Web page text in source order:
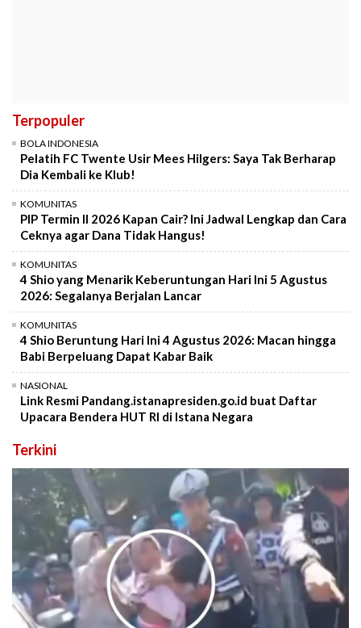
Terpopuler
BOLA INDONESIA
Pelatih FC Twente Usir Mees Hilgers: Saya Tak Berharap
Dia Kembali ke Klub!
KOMUNITAS
PIP Termin II 2026 Kapan Cair? Ini Jadwal Lengkap dan Cara
Ceknya agar Dana Tidak Hangus!
KOMUNITAS
4 Shio yang Menarik Keberuntungan Hari Ini 5 Agustus
2026: Segalanya Berjalan Lancar
KOMUNITAS
4 Shio Beruntung Hari Ini 4 Agustus 2026: Macan hingga
Babi Berpeluang Dapat Kabar Baik
NASIONAL
Link Resmi Pandang.istanapresiden.go.id buat Daftar
Upacara Bendera HUT RI di Istana Negara
Terkini